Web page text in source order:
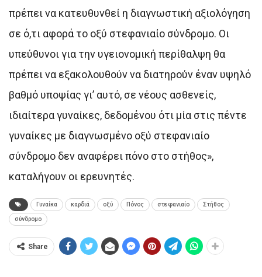
πρέπει να κατευθυνθεί η διαγνωστική αξιολόγηση
σε ό,τι αφορά το οξύ στεφανιαίο σύνδρομο. Οι
υπεύθυνοι για την υγειονομική περίθαλψη θα
πρέπει να εξακολουθούν να διατηρούν έναν υψηλό
βαθμό υποψίας γι’ αυτό, σε νέους ασθενείς,
ιδιαίτερα γυναίκες, δεδομένου ότι μία στις πέντε
γυναίκες με διαγνωσμένο οξύ στεφανιαίο
σύνδρομο δεν αναφέρει πόνο στο στήθος»,
καταλήγουν οι ερευνητές.
Γυναίκα καρδιά οξύ Πόνος στεφανιαίο Στήθος
σύνδρομο
Share